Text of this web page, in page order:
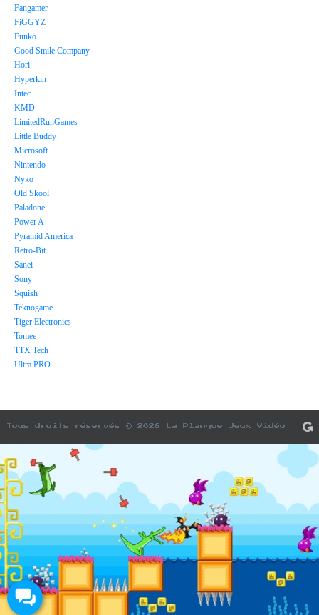
Fangamer
FiGGYZ
Funko
Good Smile Company
Hori
Hyperkin
Intec
KMD
LimitedRunGames
Little Buddy
Microsoft
Nintendo
Nyko
Old Skool
Paladone
Power A
Pyramid America
Retro-Bit
Sanei
Sony
Squish
Teknogame
Tiger Electronics
Tomee
TTX Tech
Ultra PRO
Tous droits réservés © 2026 La Planque Jeux Vidéo